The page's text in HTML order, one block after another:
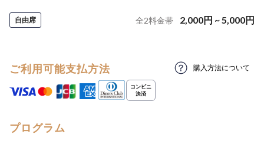
自由席 全2料金帯 2,000円 ~5,000円
ご利用可能支払方法 購入方法について
プログラム